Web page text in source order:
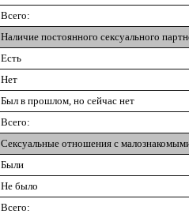
Всего:
Наличие постоянного сексуального
Есть
Нет
Был в прошлом, но сейчас нет
Всего:
Сексуальные отношения с
Были
Не было
Всего: